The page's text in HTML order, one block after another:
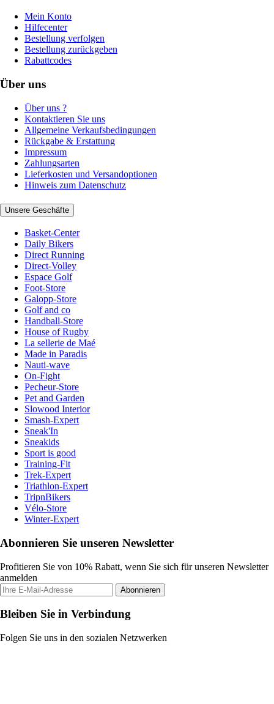
Mein Konto
Hilfecenter
Bestellung verfolgen
Bestellung zurückgeben
Rabattcodes
Über uns
Über uns ?
Kontaktieren Sie uns
Allgemeine Verkaufsbedingungen
Rückgabe & Erstattung
Impressum
Zahlungsarten
Lieferkosten und Versandoptionen
Hinweis zum Datenschutz
Unsere Geschäfte
Basket-Center
Daily Bikers
Direct Running
Direct-Volley
Espace Golf
Foot-Store
Galopp-Store
Golf and co
Handball-Store
House of Rugby
La sellerie de Maé
Made in Paradis
Nauti-wave
On-Fight
Pecheur-Store
Pet and Garden
Slowood Interior
Smash-Expert
Sneak'In
Sneakids
Sport is good
Training-Fit
Trek-Expert
Triathlon-Expert
TripnBikers
Vélo-Store
Winter-Expert
Abonnieren Sie unseren Newsletter
Profitieren Sie von 10% Rabatt, wenn Sie sich für unseren Newsletter
anmelden
Abonnieren
Bleiben Sie in Verbindung
Folgen Sie uns in den sozialen Netzwerken